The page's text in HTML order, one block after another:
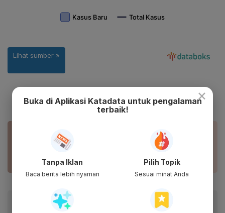
BACA JUGA
Aturan Lengkap PPKM Level 3: WFO 25%,
Sekolah PTM Maksimal 50%
Baca artikel ini lewat aplikasi mobile.
×
Buka di Aplikasi Katadata untuk pengalaman
terbaik!
Tanpa Iklan
Baca berita lebih nyaman
Pilih Topik
Sesuai minat Anda